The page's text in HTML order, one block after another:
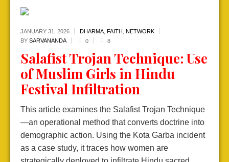
JANUARY 31, 2026 DHARMA FAITH NETWORK
BY SARVANANDA 0 8
Salafist Trojan Technique: Use
of Muslim Girls in Hindu
Festival Infiltration
This article examines the Salafist Trojan Technique
—an operational method that converts doctrine into
demographic action. Using the Kota Garba incident
as a case study, it traces how women are